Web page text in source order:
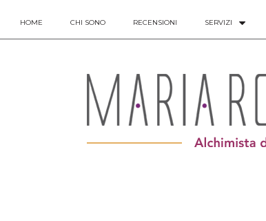
HOME CHI SONO RECENSIONI SERVIZI